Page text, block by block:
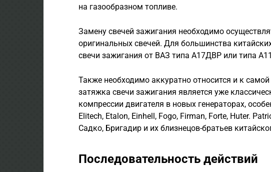
на газообразном топливе.
Замену свечей зажигания необходимо
оригинальных свечей. Для большинства
свечи зажигания от ВАЗ типа А17ДВР или типа
Также необходимо аккуратно относится и к самой
затяжка свечи зажигания является уже
компрессии двигателя в новых генераторах,
Elitech, Etalon, Einhell, Fogo, Firman, Forte, Huter.
Садко, Бригадир и их близнецов-братьев
Последовательность действий